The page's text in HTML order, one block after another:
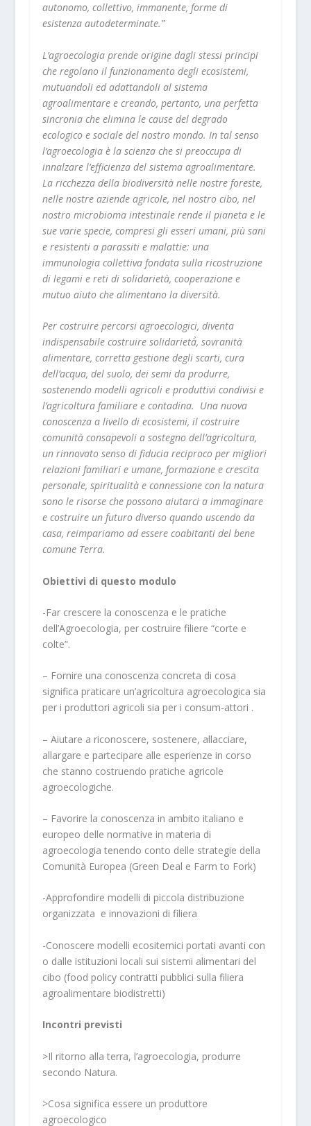
autonomo, collettivo, immanente, forme di
esistenza autodeterminate.”
L’agroecologia prende origine dagli stessi principi
che regolano il funzionamento degli ecosistemi,
mutuandoli ed adattandoli al sistema
agroalimentare e creando, pertanto, una perfetta
sincronia che elimina le cause del degrado
ecologico e sociale del nostro mondo. In tal senso
l’agroecologia è la scienza che si preoccupa di
innalzare l’efficienza del sistema agroalimentare.
La ricchezza della biodiversità nelle nostre foreste,
nelle nostre aziende agricole, nel nostro cibo, nel
nostro microbioma intestinale rende il pianeta e le
sue varie specie, compresi gli esseri umani, più sani
e resistenti a parassiti e malattie: una
immunologia collettiva fondata sulla ricostruzione
di legami e reti di solidarietà, cooperazione e
mutuo aiuto che alimentano la diversità.
Per costruire percorsi agroecologici, diventa
indispensabile costruire solidarietà̀, sovranità
alimentare, corretta gestione degli scarti, cura
dell’acqua, del suolo, dei semi da produrre,
sostenendo modelli agricoli e produttivi condivisi e
l’agricoltura familiare e contadina. Una nuova
conoscenza a livello di ecosistemi, il costruire
comunità consapevoli a sostegno dell’agricoltura,
un rinnovato senso di fiducia reciproco per migliori
relazioni familiari e umane, formazione e crescita
personale, spiritualità e connessione con la natura
sono le risorse che possono aiutarci a immaginare
e costruire un futuro diverso quando uscendo da
casa, reimpariamo ad essere coabitanti del bene
comune Terra.
Obiettivi di questo modulo
-Far crescere la conoscenza e le pratiche
dell’Agroecologia, per costruire filiere “corte e
colte”.
– Fornire una conoscenza concreta di cosa
significa praticare un’agricoltura agroecologica sia
per i produttori agricoli sia per i consum-attori .
– Aiutare a riconoscere, sostenere, allacciare,
allargare e partecipare alle esperienze in corso
che stanno costruendo pratiche agricole
agroecologiche.
– Favorire la conoscenza in ambito italiano e
europeo delle normative in materia di
agroecologia tenendo conto delle strategie della
Comunità Europea (Green Deal e Farm to Fork)
-Approfondire modelli di piccola distribuzione
organizzata e innovazioni di filiera
-Conoscere modelli ecositemici portati avanti con
o dalle istituzioni locali sui sistemi alimentari del
cibo (food policy contratti pubblici sulla filiera
agroalimentare biodistretti)
Incontri previsti
>Il ritorno alla terra, l’agroecologia, produrre
secondo Natura.
>Cosa significa essere un produttore
agroecologico